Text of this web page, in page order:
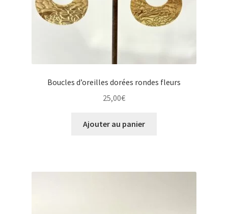
Boucles d’oreilles dorées rondes fleurs
25,00€
Ajouter au panier